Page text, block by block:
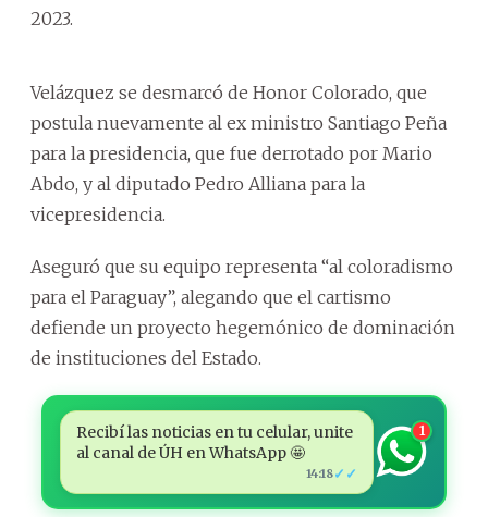
2023.
Velázquez se desmarcó de Honor Colorado, que
postula nuevamente al ex ministro Santiago Peña
para la presidencia, que fue derrotado por Mario
Abdo, y al diputado Pedro Alliana para la
vicepresidencia.
Aseguró que su equipo representa “al coloradismo
para el Paraguay”, alegando que el cartismo
defiende un proyecto hegemónico de dominación
de instituciones del Estado.
Recibí las noticias en tu celular, unite
al canal de ÚH en WhatsApp 🤩
14:18✓✓
1